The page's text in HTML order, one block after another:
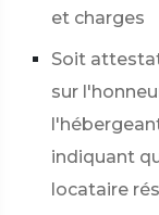
et charges
Soit
sur
indiquant
locataire